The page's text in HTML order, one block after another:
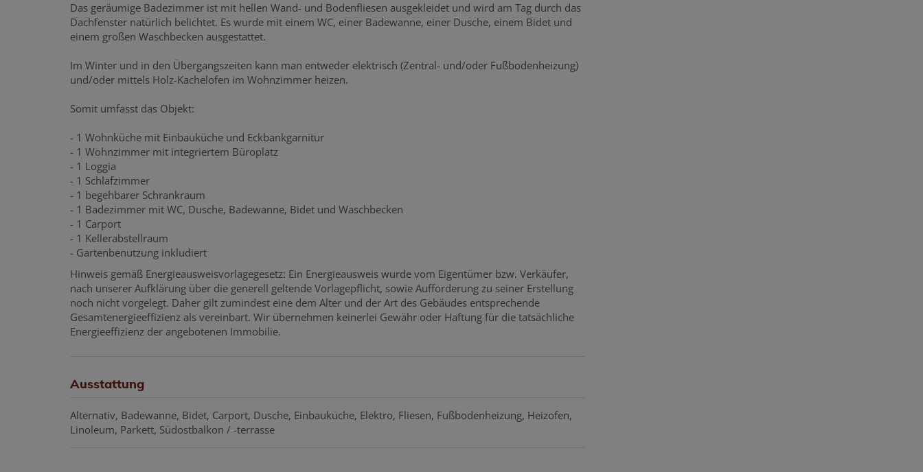
Das geräumige Badezimmer ist mit hellen Wand- und Bodenfliesen ausgekleidet und wird am Tag durch das
Dachfenster natürlich belichtet. Es wurde mit einem WC, einer Badewanne, einer Dusche, einem Bidet und
einem großen Waschbecken ausgestattet.
Im Winter und in den Übergangszeiten kann man entweder elektrisch (Zentral- und/oder Fußbodenheizung)
und/oder mittels Holz-Kachelofen im Wohnzimmer heizen.
Somit umfasst das Objekt:
- 1 Wohnküche mit Einbauküche und Eckbankgarnitur
- 1 Wohnzimmer mit integriertem Büroplatz
- 1 Loggia
- 1 Schlafzimmer
- 1 begehbarer Schrankraum
- 1 Badezimmer mit WC, Dusche, Badewanne, Bidet und Waschbecken
- 1 Carport
- 1 Kellerabstellraum
- Gartenbenutzung inkludiert
Hinweis gemäß Energieausweisvorlagegesetz: Ein Energieausweis wurde vom Eigentümer bzw. Verkäufer,
nach unserer Aufklärung über die generell geltende Vorlagepflicht, sowie Aufforderung zu seiner Erstellung
noch nicht vorgelegt. Daher gilt zumindest eine dem Alter und der Art des Gebäudes entsprechende
Gesamtenergieeffizienz als vereinbart. Wir übernehmen keinerlei Gewähr oder Haftung für die tatsächliche
Energieeffizienz der angebotenen Immobilie.
Ausstattung
Alternativ Badewanne Bidet Carport Dusche Einbauküche Elektro Fliesen Fußbodenheizung Heizofen
Linoleum Parkett Südostbalkon / -terrasse